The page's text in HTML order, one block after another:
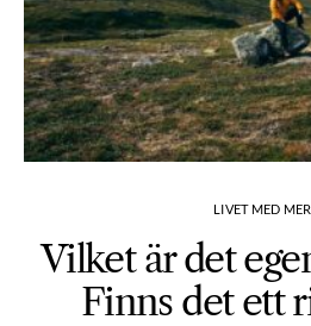
LIVET MED
Vilket är det
Finns det ett